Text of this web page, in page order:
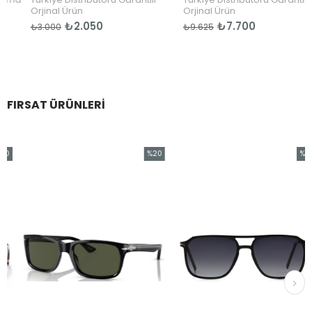
Orjinal Ürün
₺2.050
₺3.000
Orjinal Ürün
₺7.700
₺9.625
FIRSAT ÜRÜNLERI
%20
%25